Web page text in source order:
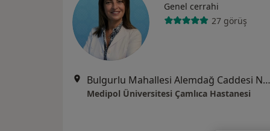
Genel cerrahi
27 görüş
Bulgurlu Mahallesi Alemdağ Caddesi No:100, Üsküdar
Medipol Üniversitesi Çamlıca Hastanesi